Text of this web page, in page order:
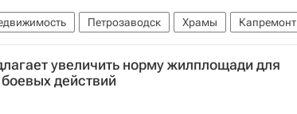
Петрозаводск Храмы Капремонт
увеличить норму жилплощади для
действий